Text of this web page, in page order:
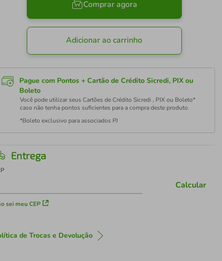
Comprar agora
Adicionar ao carrinho
Pague com Pontos + Cartão de Crédito Sicredi, PIX ou
Boleto
Você pode utilizar seus Cartões de Crédito Sicredi , PIX ou Boleto*
caso não tenha pontos suficientes para a compra deste produto.
*Boleto exclusivo para associados PJ
Entrega
sei meu CEP
Calcular
de Trocas e Devolução